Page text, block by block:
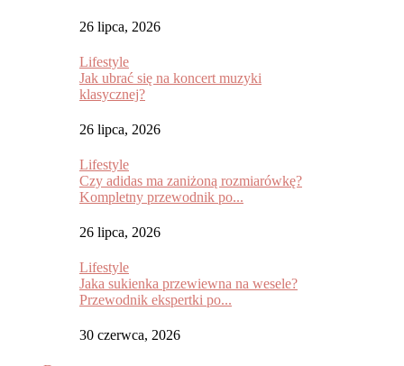
26 lipca, 2026
Lifestyle
Jak ubrać się na koncert muzyki
klasycznej?
26 lipca, 2026
Lifestyle
Czy adidas ma zaniżoną rozmiarówkę?
Kompletny przewodnik po...
26 lipca, 2026
Lifestyle
Jaka sukienka przewiewna na wesele?
Przewodnik ekspertki po...
30 czerwca, 2026